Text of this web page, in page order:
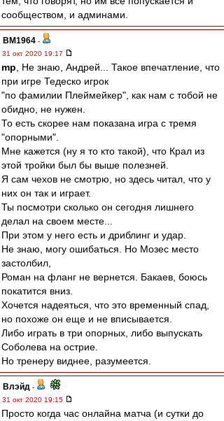
сообществом, и админами.
BM1964 -
31 окт 2020 19:17
mp , Не знаю, Андрей... Такое впечатление, что
при игре Тедеско игрок
"по фамилии Плеймейкер", как нам с тобой не
обидно, не нужен.
То есть скорее нам показана игра с тремя
"опорными".
Мне кажется (ну я то кто такой), что Крал из
этой тройки был бы выше полезней.
Я сам чехов не смотрю, но здесь читал, что у
них он так и играет.
Ты посмотри сколько он сегодня лишнего
делал на своем месте...
При этом у него есть и дриблинг и удар.
Не знаю, могу ошибаться. Но Мозес место
застолбил,
Роман на фланг не вернется. Бакаев, боюсь
покатится вниз.
Хочется надеяться, что это временный спад,
но похоже он еще и не вписывается.
Либо играть в три опорных, либо выпускать
Соболева на острие.
Но тренеру виднее, разумеется.
Влэйд -
31 окт 2020 19:15
Просто когда час онлайна матча (и сутки до